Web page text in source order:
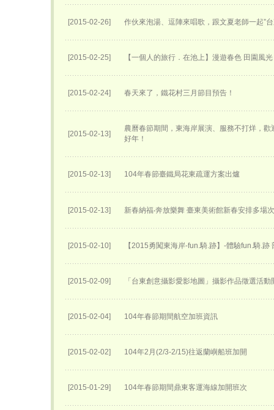
[2015-02-26] 作伙來泡湯、逗陣來唱歌，跟文夏老師一起”
[2015-02-25] 【一個人的旅行．在池上】漫遊春色 田園風光
[2015-02-24] 春天來了，鐵花村三月節目預告！
[2015-02-13]
農曆春節期間，東海岸展演、服務不打烊，
好年！
[2015-02-13] 104年春節臺鐵局花東疏運方案出爐
[2015-02-13] 新春納福‧奔放樂舞 臺東美術館新春安排多場
[2015-02-10] 【2015勇闖東海岸-fun.騎.跡】-體驗fun.騎.跡
[2015-02-09] 「台東創意攝影愛影地圖」攝影作品徵選活動
[2015-02-04] 104年春節期間航空加班資訊
[2015-02-02] 104年2月(2/3-2/15)往返蘭嶼船班加開
[2015-01-29] 104年春節期間鼎東客運海線加開班次